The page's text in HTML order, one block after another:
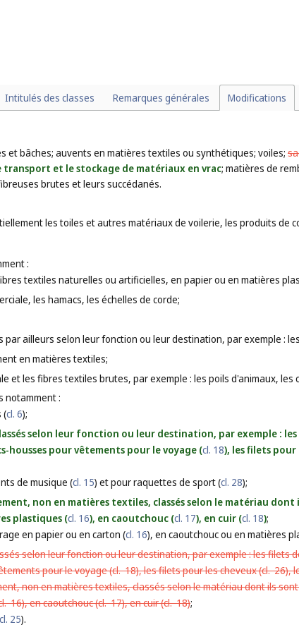
Intitulés des classes Remarques générales Modifications
et bâches; auvents en matières textiles ou synthétiques; voiles;
et le stockage de matériaux en vrac; matières de
brutes et leurs succédanés.
les toiles et autres matériaux de voilerie, les produits
:
textiles naturelles ou artificielles, en papier ou en matières
les hamacs, les échelles de corde;
par ailleurs selon leur fonction ou leur destination, par exemple :
en matières textiles;
et les fibres textiles brutes, par exemple : les poils d'animaux,
notamment :
(cl. 6);
selon leur fonction ou leur destination, par exemple :
housses pour vêtements pour le voyage (cl. 18), les filets pour
de musique (cl. 15) et pour raquettes de sport (cl. 28);
non en matières textiles, classés selon le matériau
plastiques (cl. 16), en caoutchouc (cl. 17), en cuir (cl. 18);
en papier ou en carton (cl. 16), en caoutchouc ou en matières
selon leur fonction ou leur destination, par exemple : les filets
pour le voyage (cl. 18), les filets pour les cheveux (cl. 26),
non en matières textiles, classés selon le matériau dont ils
16), en caoutchouc (cl. 17), en cuir (cl. 18);
cl. 25).